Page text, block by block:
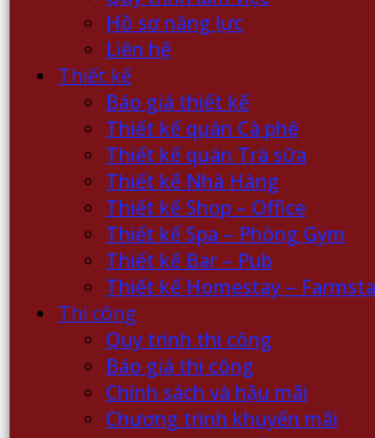
Hồ sơ năng lực
Liên hệ
Thiết kế
Báo giá thiết kế
Thiết kế quán Cà phê
Thiết kế quán Trà sữa
Thiết kế Nhà Hàng
Thiết kế Shop – Office
Thiết kế Spa – Phòng Gym
Thiết kế Bar – Pub
Thiết kế Homestay –
Thi công
Quy trình thi công
Báo giá thi công
Chính sách và hậu mãi
Chương trình khuyến mãi